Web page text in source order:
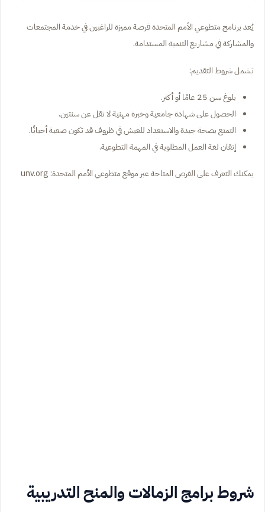
يُعد برنامج متطوعي الأمم المتحدة فرصة مميزة للراغبين في خدمة المجتمعات
والمشاركة في مشاريع التنمية المستدامة.
تشمل شروط التقديم:
بلوغ سن 25 عامًا أو أكثر.
الحصول على شهادة جامعية وخبرة مهنية لا تقل عن سنتين.
التمتع بصحة جيدة والاستعداد للعيش في ظروف قد تكون صعبة أحيانًا.
إتقان لغة العمل المطلوبة في المهمة التطوعية.
يمكنك التعرف على الفرص المتاحة عبر موقع متطوعي الأمم المتحدة: unv.org
شروط برامج الزمالات والمنح التدريبية